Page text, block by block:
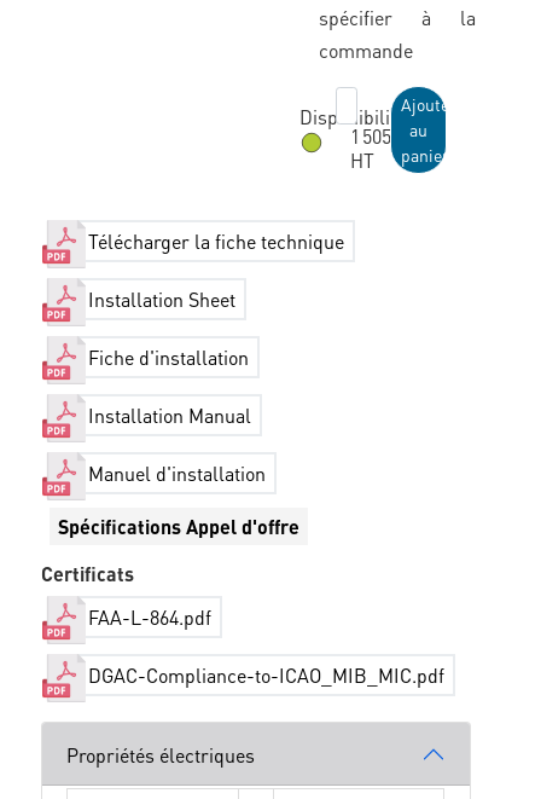
spécifier à la
commande
Disponibilité:
1 505,00 €
HT
Ajouter
au
panier
Télécharger la fiche technique
Installation Sheet
Fiche d'installation
Installation Manual
Manuel d'installation
Spécifications Appel d'offre
Certificats
FAA-L-864.pdf
DGAC-Compliance-to-ICAO_MIB_MIC.pdf
Propriétés électriques